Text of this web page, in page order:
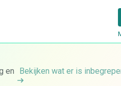
en
Bekijken wat er is